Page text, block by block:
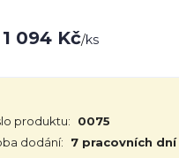
1 094 Kč/ks
produktu: 0075
dodání:
7 pracovních dní